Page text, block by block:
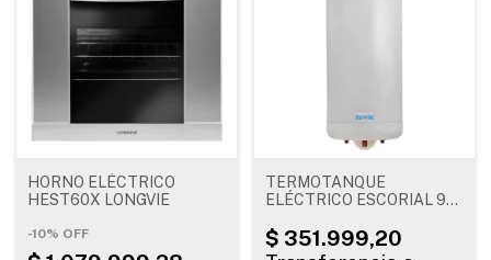
HORNO ELÉCTRICO
HEST60X LONGVIE
-10% OFF
TERMOTANQUE
ELÉCTRICO ESCORIAL 90